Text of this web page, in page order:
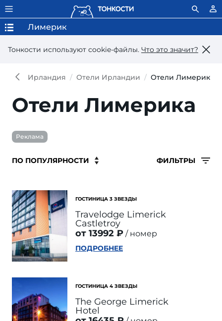
Тонкости используют сookie-файлы. Что это значит?
Лимерик
Ирландия Отели Ирландии Отели Лимерика
Отели Лимерика
Реклама
ФИЛЬТРЫ
ГОСТИНИЦА 3 ЗВЕЗДЫ
Travelodge Limerick
Castletroy
от 13992 ₽
номер
ПОДРОБНЕЕ
ГОСТИНИЦА 4 ЗВЕЗДЫ
The George Limerick
Hotel